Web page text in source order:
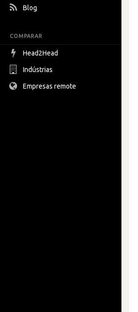
Blog
COMPARAR
Head2Head
Indústrias
Empresas remote